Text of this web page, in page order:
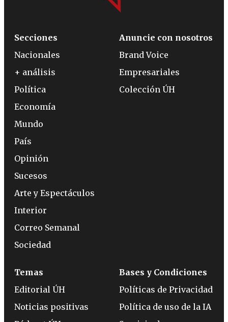
Secciones
Nacionales
+ análisis
Política
Economía
Mundo
País
Opinión
Sucesos
Arte y Espectáculos
Interior
Correo Semanal
Sociedad
Anuncie con nosotros
Brand Voice
Empresariales
Colección ÚH
Temas
Editorial ÚH
Noticias positivas
Bases y Condiciones
Políticas de Privacidad
Política de uso de la IA